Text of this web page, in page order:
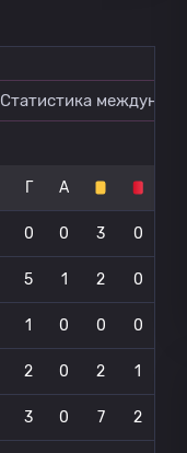
Статистика
Г А
0 0 3 0
5 1 2 0
1 0 0 0
2 0 2 1
3 0 7 2